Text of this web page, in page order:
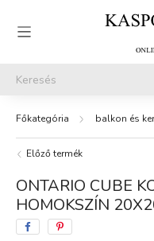
balkon és
Előző termék
ONTARIO CUBE
HOMOKSZÍN